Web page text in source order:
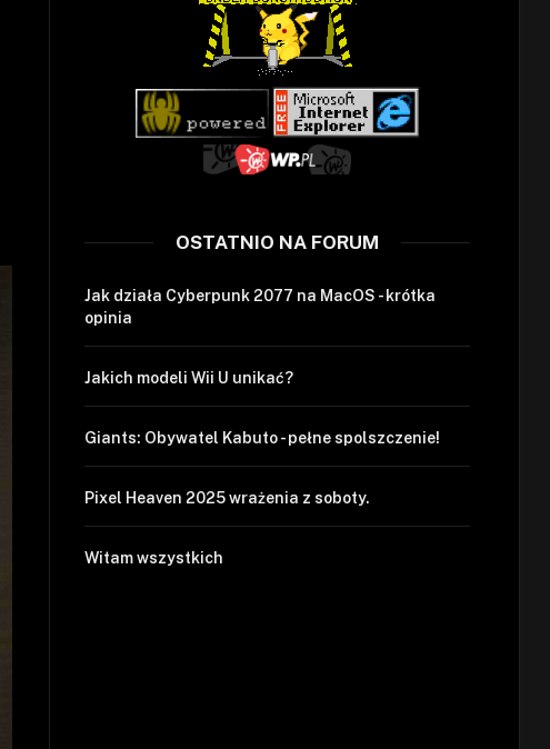
OSTATNIO NA FORUM
Jak działa Cyberpunk 2077 na MacOS - krótka
opinia
Jakich modeli Wii U unikać?
Giants: Obywatel Kabuto - pełne spolszczenie!
Pixel Heaven 2025 wrażenia z soboty.
Witam wszystkich